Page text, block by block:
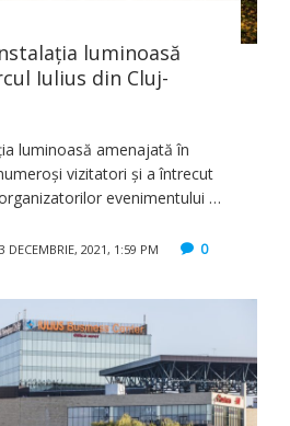
luminoasă
Iulius din Cluj-
luminoasă amenajată în
vizitatori şi a întrecut
evenimentului …
3 DECEMBRIE, 2021, 1:59 PM 0